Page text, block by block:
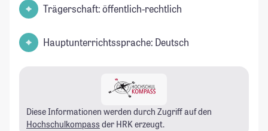
Trägerschaft: öffentlich-rechtlich
Hauptunterrichtssprache: Deutsch
Diese Informationen werden durch Zugriff auf den
Hochschulkompass der HRK erzeugt.